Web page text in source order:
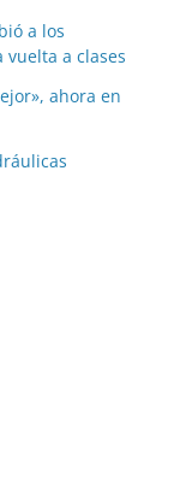
a los
a clases
ahora en